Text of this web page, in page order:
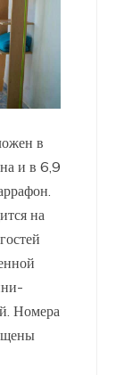
в
и в 6,9
на
Номера